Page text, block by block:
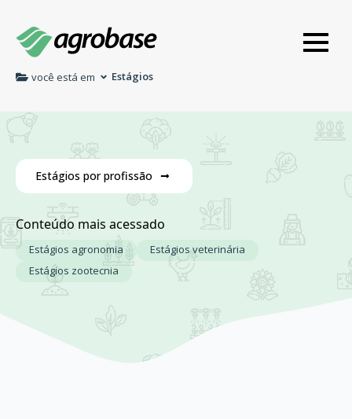
você está em Estágios
Estágios por profissão
Conteúdo mais acessado
Estágios agronomia
Estágios veterinária
Estágios zootecnia